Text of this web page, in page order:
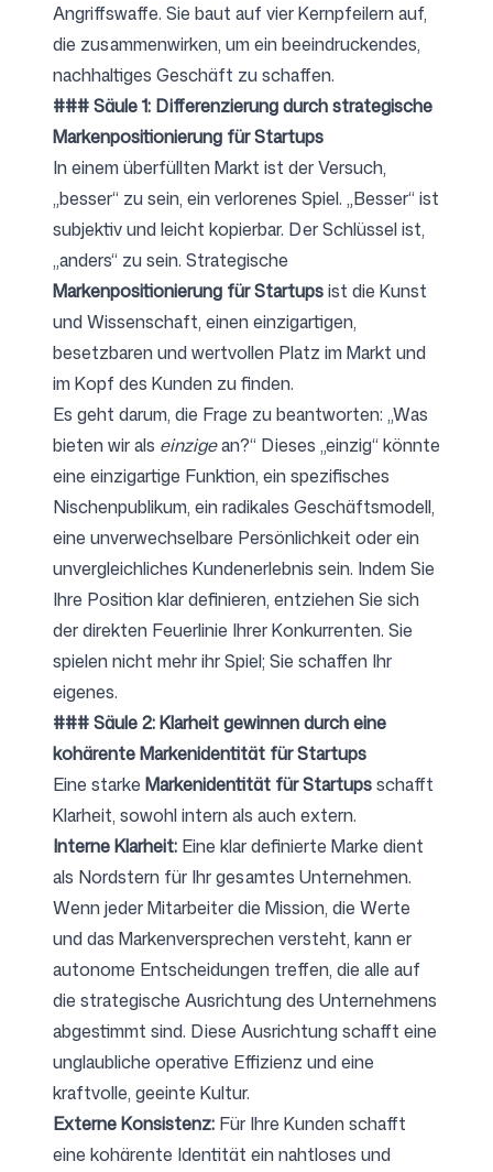
Angriffswaffe. Sie baut auf vier Kernpfeilern auf,
die zusammenwirken, um ein beeindruckendes,
nachhaltiges Geschäft zu schaffen.
### Säule 1: Differenzierung durch strategische
Markenpositionierung für Startups
In einem überfüllten Markt ist der Versuch,
„besser“ zu sein, ein verlorenes Spiel. „Besser“ ist
subjektiv und leicht kopierbar. Der Schlüssel ist,
„anders“ zu sein. Strategische
Markenpositionierung für Startupsist die Kunst
und Wissenschaft, einen einzigartigen,
besetzbaren und wertvollen Platz im Markt und
im Kopf des Kunden zu finden.
Es geht darum, die Frage zu beantworten: „Was
bieten wir als einzigean?“ Dieses „einzig“ könnte
eine einzigartige Funktion, ein spezifisches
Nischenpublikum, ein radikales Geschäftsmodell,
eine unverwechselbare Persönlichkeit oder ein
unvergleichliches Kundenerlebnis sein. Indem Sie
Ihre Position klar definieren, entziehen Sie sich
der direkten Feuerlinie Ihrer Konkurrenten. Sie
spielen nicht mehr ihr Spiel; Sie schaffen Ihr
eigenes.
### Säule 2: Klarheit gewinnen durch eine
kohärente Markenidentität für Startups
Eine starke Markenidentität für Startupsschafft
Klarheit, sowohl intern als auch extern.
Interne Klarheit: Eine klar definierte Marke dient
als Nordstern für Ihr gesamtes Unternehmen.
Wenn jeder Mitarbeiter die Mission, die Werte
und das Markenversprechen versteht, kann er
autonome Entscheidungen treffen, die alle auf
die strategische Ausrichtung des Unternehmens
abgestimmt sind. Diese Ausrichtung schafft eine
unglaubliche operative Effizienz und eine
kraftvolle, geeinte Kultur.
Externe Konsistenz: Für Ihre Kunden schafft
eine kohärente Identität ein nahtloses und